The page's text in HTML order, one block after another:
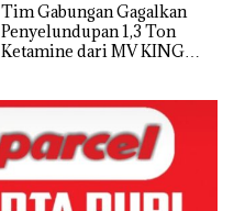
Tim Gabungan Gagalkan
Penyelundupan 1,3 Ton
Ketamine dari MV KING